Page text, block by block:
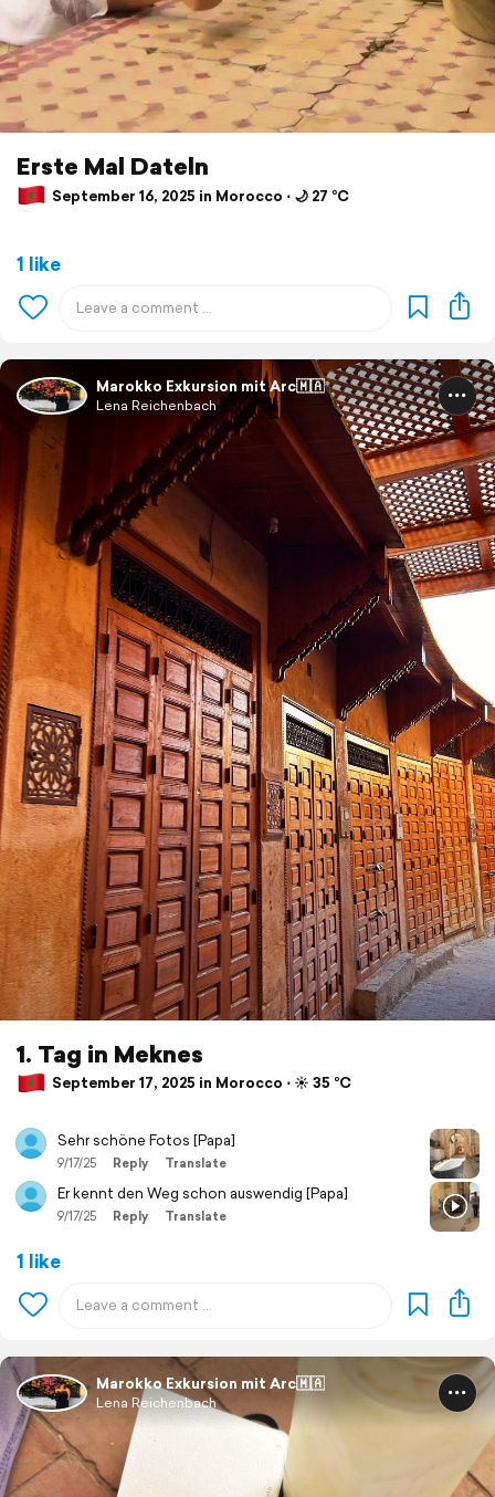
Erste Mal Dateln
September 16, 2025 in Morocco ⋅ 🌙 27 °C
1 like
Marokko Exkursion mit Arc🇲🇦
Lena Reichenbach
1. Tag in Meknes
September 17, 2025 in Morocco ⋅ ☀️ 35 °C
Sehr schöne Fotos [Papa]
9/17/25 Reply Translate
Er kennt den Weg schon auswendig [Papa]
9/17/25 Reply Translate
1 like
Marokko Exkursion mit Arc🇲🇦
Lena Reichenbach